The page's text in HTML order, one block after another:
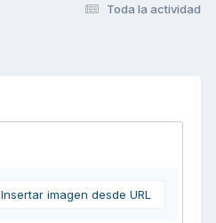
Toda la actividad
Insertar imagen desde URL